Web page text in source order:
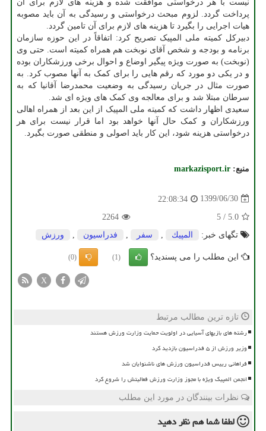
نیست با هر درخواستی موافقت شده و هزینه های لازم برای آن
پرداخت گردد. لزوم مبحث درخواستی و رسیدگی به آن باید مصوبه
هیات اجرایی را بگیرد تا هزینه های لازم برای آن تامین گردد.
دبیرکل کمیته ملی المپیک تصریح کرد: اتفاقاً در این حوزه سازمان
برنامه و بودجه و شخص آقای نوبخت هم همراه کمیته است. حتی وی
(نوبخت) به صورت ویژه پیگیر اوضاع و احوال برخی ورزشکاران بوده
و در یکی دو مورد که رقم هایی را برای کمک به آنها مصوب کرد. به
صورت مثال در جریان رسیدگی به وضعیت محمدرضا آقانیا که به
سرطان مبتلا شد و برای معالجه وی کمک های ویژه ای شد.
سعیدی اظهار داشت که کمیته ملی المپیک از این بعد از همراه اهالی
ورزشکاران و کمک حال آنها خواهد بود اما قرار نیست برای هر
درخواستی هزینه شود، این کار باید اصولی و منطقی صورت بگیرد.
منبع: markazisport.ir
1399/06/30
22:08:34
5.0
/
5
2264
تگهای خبر:
المپیك سفر فدراسیون ورزش
این مطلب را می پسندید؟ (1)
(0)
X
تازه ترین مطالب مرتبط
رشته های بازیهای آسیایی در اولویت حمایت وزارت ورزش هستند
وزیر ورزش از ۵ فدراسیون بازدید کرد
فراهانی رییس فدراسیون ورزش های ناشنوایان شد
انجمن المپیک ویژه با مجوز وزارت ورزش فعالیتش را شروع کرد
نظرات بینندگان در مورد این مطلب
لطفا شما همنظر دهید